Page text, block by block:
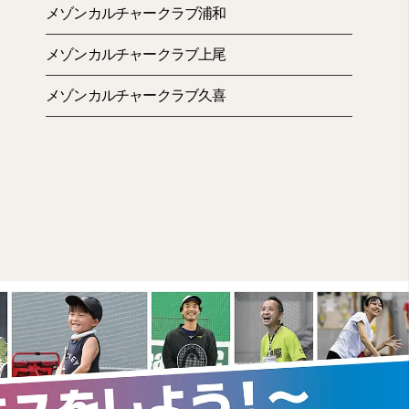
メゾンカルチャークラブ浦和
メゾンカルチャークラブ上尾
メゾンカルチャークラブ久喜